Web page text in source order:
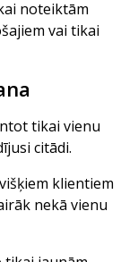
noteiktām
vai tikai
tikai vienu
citādi.
klientiem
nekā vienu